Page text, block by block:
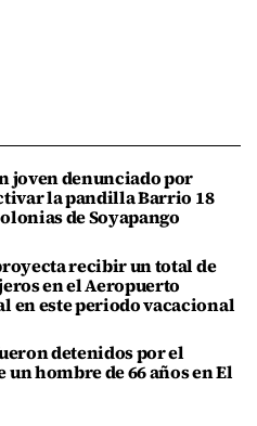
joven denunciado por
la pandilla Barrio 18
de Soyapango
recibir un total de
en el Aeropuerto
en este periodo vacacional
detenidos por el
hombre de 66 años en El